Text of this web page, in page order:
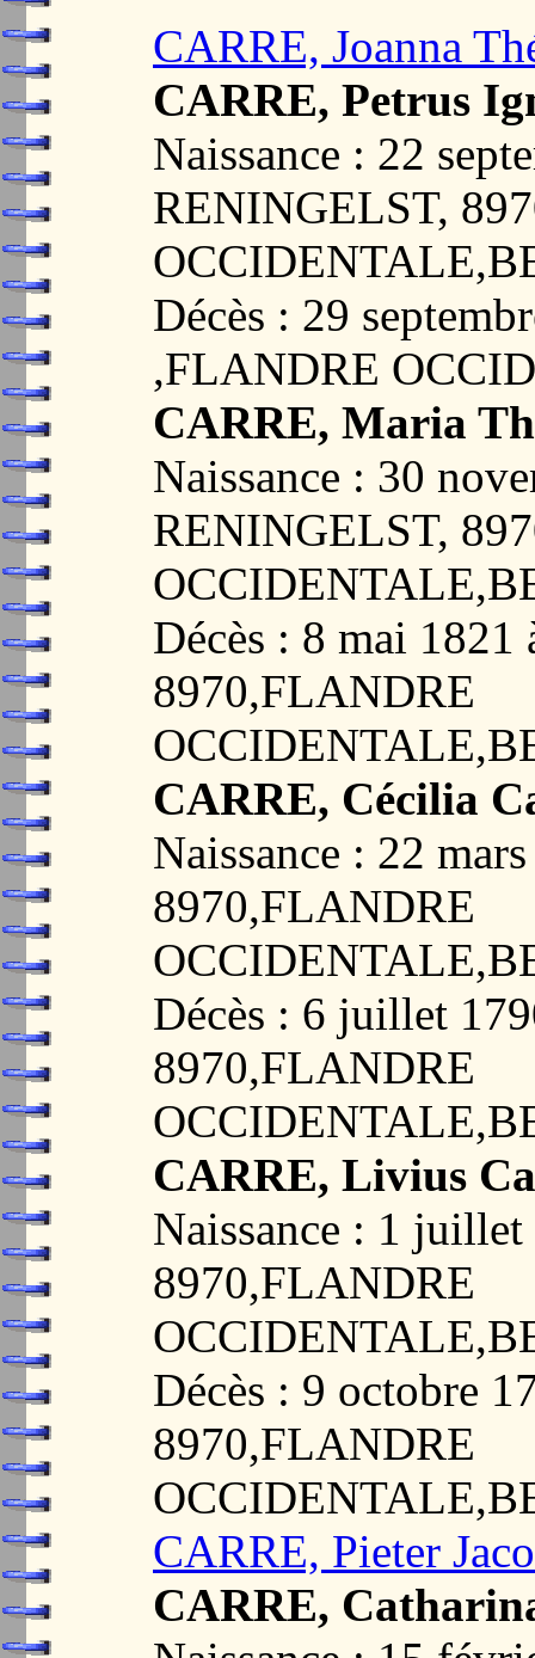
CARRE, Joanna
CARRE, Petrus
Naissance : 22
RENINGELST,
Décès : 29
,FLANDRE
CARRE, Maria
Naissance : 30
RENINGELST,
Décès : 8 mai
8970,FLANDRE
CARRE, Cécilia
Naissance : 22
8970,FLANDRE
Décès : 6 juillet
8970,FLANDRE
CARRE, Livius
Naissance : 1
8970,FLANDRE
Décès : 9 octobre
8970,FLANDRE
CARRE, Pieter
CARRE,